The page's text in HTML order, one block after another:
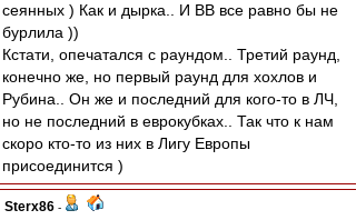
сеянных ) Как и дырка.. И ВВ все равно бы не
бурлила ))
Кстати, опечатался с раундом.. Третий раунд,
конечно же, но первый раунд для хохлов и
Рубина.. Он же и последний для кого-то в ЛЧ,
но не последний в еврокубках.. Так что к нам
скоро кто-то из них в Лигу Европы
присоединится )
Sterx86 -